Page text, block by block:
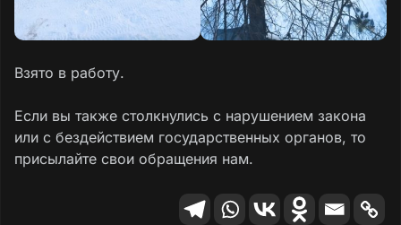
Взято в работу.
Если вы также столкнулись с нарушением закона
или с бездействием государственных органов, то
присылайте свои обращения нам.